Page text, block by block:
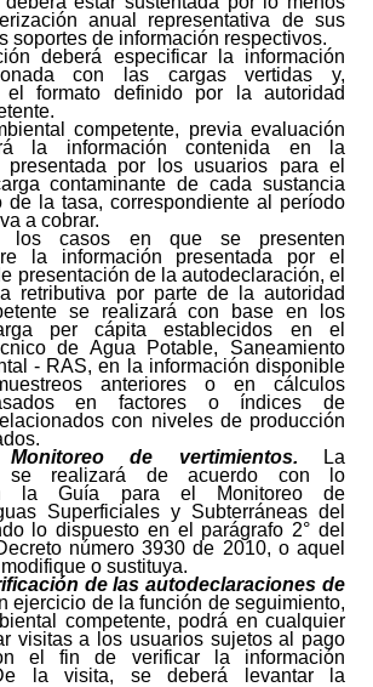
anual representativa de sus
soportes de información respectivos.
deberá especificar la información
con las cargas vertidas y,
el formato definido por la autoridad
competente, previa evaluación
la información contenida en la
presentada por los usuarios para el
contaminante de cada sustancia
de la tasa, correspondiente al período
a cobrar.
casos en que se presenten
la información presentada por el
presentación de la autodeclaración, el
retributiva por parte de la autoridad
se realizará con base en los
per cápita establecidos en el
de Agua Potable, Saneamiento
- RAS, en la información disponible
anteriores o en cálculos
en factores o índices de
con niveles de producción
Monitoreo de vertimientos.
La
se realizará de acuerdo con lo
la Guía para el Monitoreo de
Superficiales y Subterráneas del
lo dispuesto en el parágrafo 2° del
número 3930 de 2010, o aquel
o sustituya.
de las autodeclaraciones de
ejercicio de la función de seguimiento,
competente, podrá en cualquier
visitas a los usuarios sujetos al pago
el fin de verificar la información
la visita, se deberá levantar la